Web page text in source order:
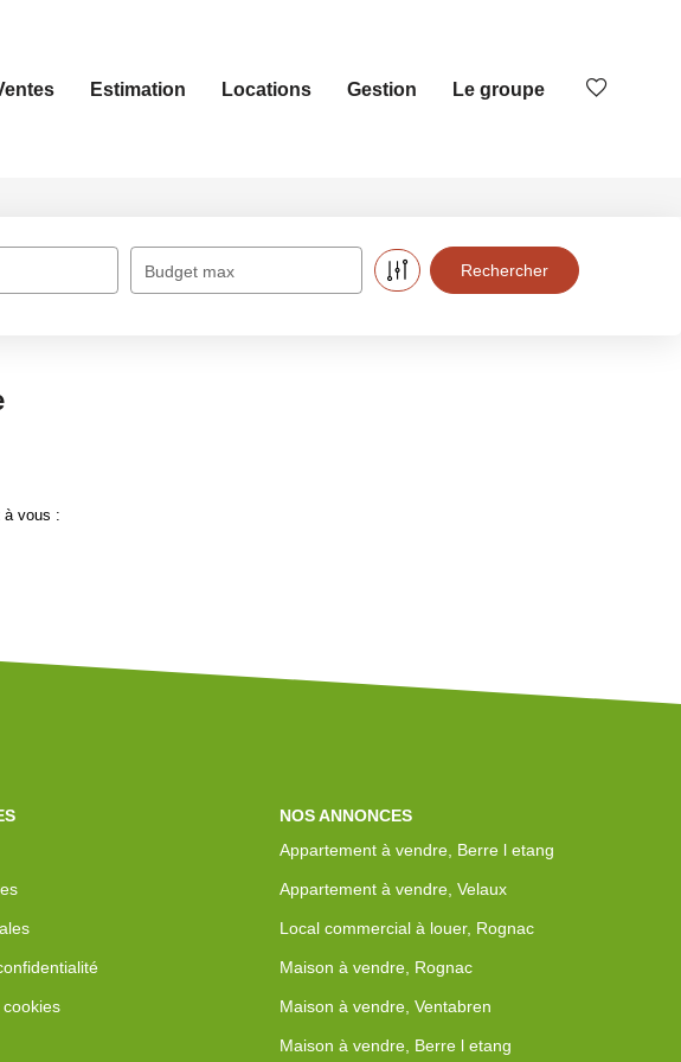
Estimation Locations Gestion Le groupe
Budget max
à vous :
NOS ANNONCES
Appartement à vendre, Berre l etang
Appartement à vendre, Velaux
Local commercial à louer, Rognac
Maison à vendre, Rognac
Maison à vendre, Ventabren
Maison à vendre, Berre l etang